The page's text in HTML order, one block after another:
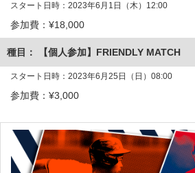
2023年6月1日（木）12:00
¥18,000
【個人参加】FRIENDLY MATCH
2023年6月25日（日）08:00
¥3,000